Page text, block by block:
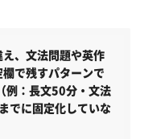
、文法問題や英作
で残すパターンで
例：長文50分・文法
でに固定化していな